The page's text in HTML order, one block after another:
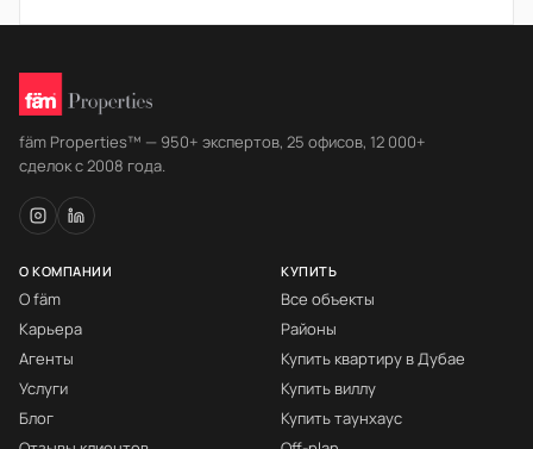
fäm Properties™ — 950+ экспертов, 25 офисов, 12 000+
сделок с 2008 года.
О КОМПАНИИ
О fäm
Карьера
Агенты
Услуги
Блог
КУПИТЬ
Все объекты
Районы
Купить квартиру в Дубае
Купить виллу
Купить таунхаус